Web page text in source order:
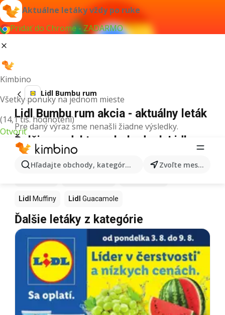
Aktuálne letáky vždy po ruke
Pridať do Chrome - ZADARMO
Kimbino
Všetky ponuky na jednom mieste
(14,1 tis. hodnotení)
Otvoriť
Hľadajte obchody, kategórie, produkty... Zvoľte mesto
Lidl Bumbu rum
Lidl Bumbu rum akcia - aktuálny leták
Pre daný výraz sme nenašli žiadne výsledky.
Ďalšie produkty v obchodoch Lidl
Lidl Muffiny Lidl Guacamole
Ďalšie letáky z kategórie